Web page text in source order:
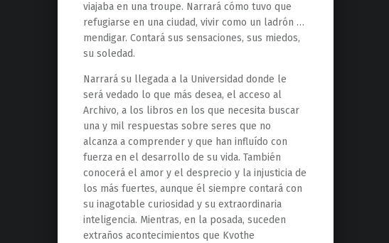
viajaba en una troupe. Narrará cómo tuvo que
refugiarse en una ciudad, vivir como un ladrón …
mendigar. Contará sus sensaciones, sus miedos,
su soledad.
Narrará su llegada a la Universidad donde le
será vedado lo que más desea, el acceso al
Archivo, a los libros en los que necesita buscar
una y mil respuestas sobre seres que no
alcanza a comprender y que han influído con
fuerza en el desarrollo de su vida. También
conocerá el amor y el desprecio y la injusticia de
los más fuertes, aunque él siempre contará con
su inagotable curiosidad y su extraordinaria
inteligencia. Mientras, en la posada, suceden
extraños acontecimientos que Kvothe